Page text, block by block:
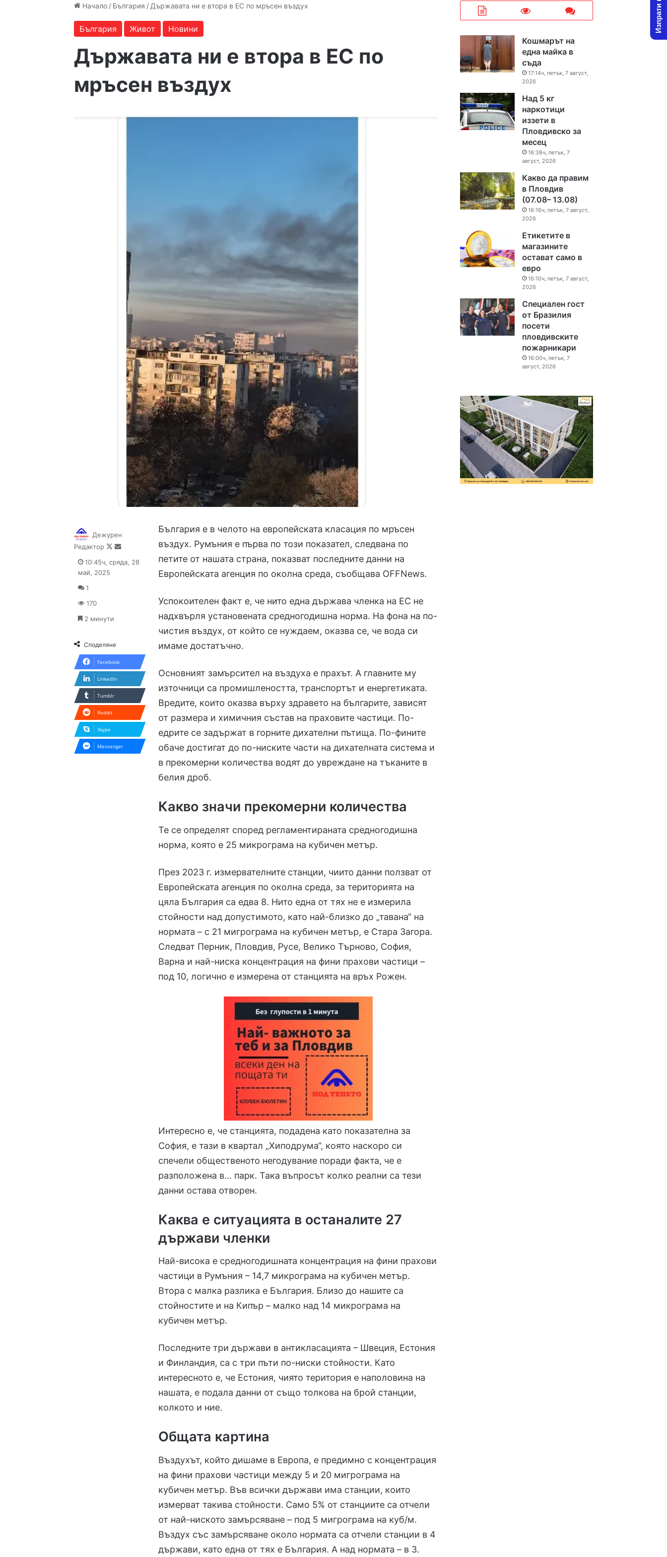
Начало / България / Държавата ни е втора в ЕС по мръсен въздух
България Живот Новини
Държавата ни е втора в ЕС по
мръсен въздух
България е в челото на европейската класация по мръсен
въздух. Румъния е първа по този показател, следвана по
петите от нашата страна, показват последните данни на
Европейската агенция по околна среда, съобщава OFFNews.
Успокоителен факт е, че нито една държава членка на ЕС не
надхвърля установената средногодишна норма. На фона на по-
чистия въздух, от който се нуждаем, оказва се, че вода си
имаме достатъчно.
Основният замърсител на въздуха е прахът. А главните му
източници са промишлеността, транспортът и енергетиката.
Вредите, които оказва върху здравето на българите, зависят
от размера и химичния състав на праховите частици. По-
едрите се задържат в горните дихателни пътища. По-фините
обаче достигат до по-ниските части на дихателната система и
в прекомерни количества водят до увреждане на тъканите в
белия дроб.
Какво значи прекомерни количества
Те се определят според регламентираната средногодишна
норма, която е 25 микрограма на кубичен метър.
През 2023 г. измервателните станции, чиито данни ползват от
Европейската агенция по околна среда, за територията на
цяла България са едва 8. Нито една от тях не е измерила
стойности над допустимото, като най-близко до „тавана“ на
нормата – с 21 мигрограма на кубичен метър, е Стара Загора.
Следват Перник, Пловдив, Русе, Велико Търново, София,
Варна и най-ниска концентрация на фини прахови частици –
под 10, логично е измерена от станцията на връх Рожен.
Интересно е, че станцията, подадена като показателна за
София, е тази в квартал „Хиподрума“, която наскоро си
спечели общественото негодувание поради факта, че е
разположена в… парк. Така въпросът колко реални са тези
данни остава отворен.
Каква е ситуацията в останалите 27
държави членки
Най-висока е средногодишната концентрация на фини прахови
частици в Румъния – 14,7 микрограма на кубичен метър.
Втора с малка разлика е България. Близо до нашите са
стойностите и на Кипър – малко над 14 микрограма на
кубичен метър.
Последните три държави в антикласацията – Швеция, Естония
и Финландия, са с три пъти по-ниски стойности. Като
интересното е, че Естония, чиято територия е наполовина на
нашата, е подала данни от също толкова на брой станции,
колкото и ние.
Общата картина
Въздухът, който дишаме в Европа, е предимно с концентрация
на фини прахови частици между 5 и 20 мигрограма на
кубичен метър. Във всички държави има станции, които
измерват такива стойности. Само 5% от станциите са отчели
от най-ниското замърсяване – под 5 мигрограма на куб/м.
Въздух със замърсяване около нормата са отчели станции в 4
държави, като една от тях е България. А над нормата – в 3.
Дежурен
Редактор
Follow
X
Send
email
10:45ч, сряда, 28
май, 2025
1
170
2 минути
Споделяне
Facebook
LinkedIn
Tumblr
Reddit
Skype
Messenger
Кошмарът на
една майка в
съда
17:14ч, петък, 7 август,
2026
Над 5 кг
наркотици
иззети в
Пловдивско за
месец
16:38ч, петък, 7
август, 2026
Какво да правим
в Пловдив
(07.08– 13.08)
16:16ч, петък, 7 август,
2026
Етикетите в
магазините
остават само в
евро
16:10ч, петък, 7 август,
2026
Специален гост
от Бразилия
посети
пловдивските
пожарникари
16:00ч, петък, 7
август, 2026